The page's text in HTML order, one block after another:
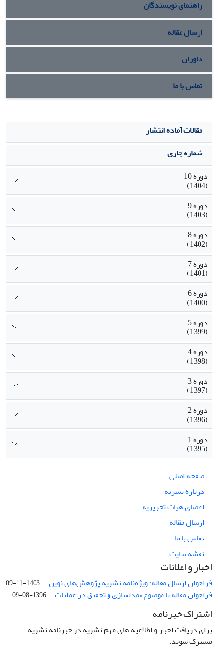
ریاضی می‌توان به نتایج مطلوبی دست‌یافت و این امر حل مسائل
بهینه‌سازی پیچیده را درصورتی‌که بتوان به مدل شبیه‌سازی‌شده
تبدیل نمود، تسهیل می‌نماید.
راهنمای نویسندگان
ارسال مقاله
داوران
تماس با ما
مقالات آماده انتشار
شماره جاری
دوره 10
(1404)
دوره 9
(1403)
دوره 8
(1402)
دوره 7
(1401)
دوره 6
(1400)
دوره 5
(1399)
دوره 4
(1398)
دوره 3
(1397)
دوره 2
(1396)
دوره 1
(1395)
صفحه اصلی
درباره نشریه
اعضای هیات تحریریه
ارسال مقاله
تماس با ما
نقشه سایت
اخبار و اعلانات
فراخوان ارسال مقاله: ویژه‌نامه نشریه پژوهش‌های نوین ...1403-11-09
فراخوان مقاله با موضوع «مدلسازی و تحقیق در عملیات ...1396-08-09
اشتراک خبرنامه
برای دریافت اخبار و اطلاعیه های مهم نشریه در خبرنامه نشریه
مشترک شوید.